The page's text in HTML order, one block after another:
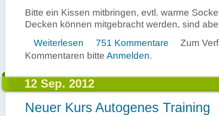
Bitte ein Kissen mitbringen, evtl. warme
Decken können mitgebracht werden, sind
Weiterlesen über Neue Kurse Autogenes Training
751 Kommentare
Zum
Kommentaren bitte Anmelden.
12 Sep. 2012
Neuer Kurs Autogenes Training